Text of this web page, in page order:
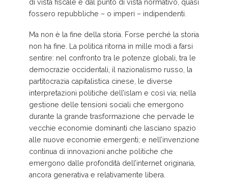
di vista fiscale e dal punto di vista normativo, quasi
fossero repubbliche – o imperi – indipendenti.
Ma non è la fine della storia. Forse perché la storia
non ha fine. La politica ritorna in mille modi a farsi
sentire: nel confronto tra le potenze globali, tra le
democrazie occidentali, il nazionalismo russo, la
partitocrazia capitalistica cinese, le diverse
interpretazioni politiche dell’islam e così via; nella
gestione delle tensioni sociali che emergono
durante la grande trasformazione che pervade le
vecchie economie dominanti che lasciano spazio
alle nuove economie emergenti; e nell’invenzione
continua di innovazioni anche politiche che
emergono dalle profondità dell’internet originaria,
ancora generativa e relativamente libera.